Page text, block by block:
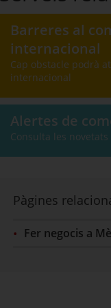
Barreres al
internacional
Cap obstacle podrà
internacional
Alertes de
Consulta les novetats
Pàgines
Fer negocis a